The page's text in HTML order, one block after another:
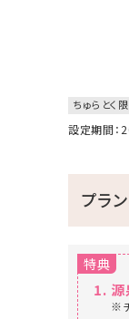
ちゅらとく
設定期間
プラ
特典
源
※